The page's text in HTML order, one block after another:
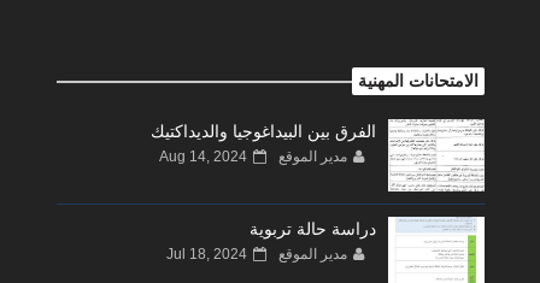
الامتحانات المهنية
الفرق بين البيداغوجيا والديداكتيك
مدير الموقع Aug 14, 2024
دراسة حالة تربوية
مدير الموقع Jul 18, 2024